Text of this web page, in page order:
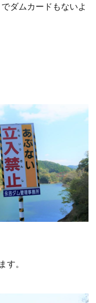
ダムカードもないよ
す。